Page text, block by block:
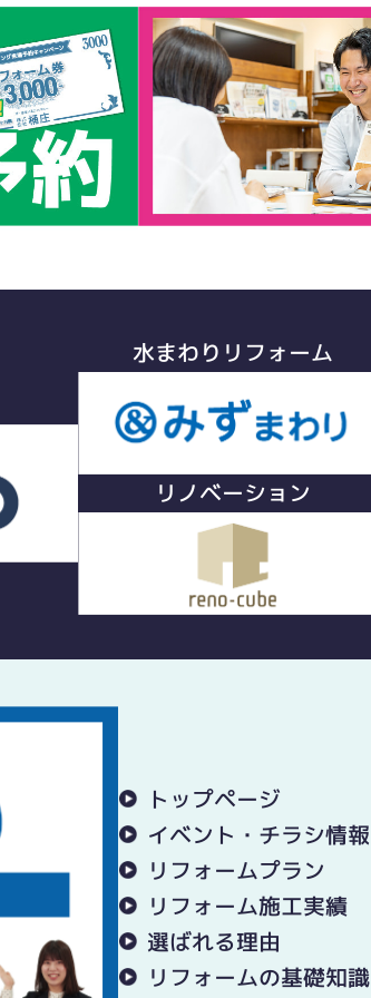
水まわりリフォーム
リノベーション
トップページ
イベント・チラシ情報
リフォームプラン
リフォーム施工実績
選ばれる理由
リフォームの基礎知識